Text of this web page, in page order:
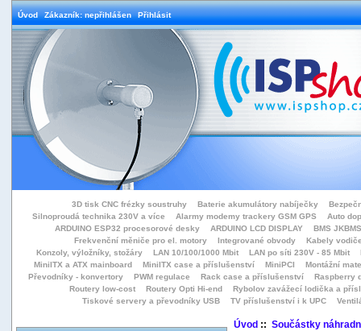
Úvod Zákazník: nepřihlášen Přihlásit
3D tisk CNC frézky soustruhy Baterie akumulátory nabíječky
Silnoproudá technika 230V a více
Alarmy modemy trackery GSM GPS
Auto
ARDUINO ESP32 procesorové desky
ARDUINO LCD DISPLAY
BMS
Frekvenční měniče pro el. motory
Integrované obvody
Kabely
Konzoly, výložníky, stožáry
LAN 10/100/1000 Mbit LAN po síti 230V - 85 Mbit
MiniITX a ATX mainboard
MiniITX case a příslušenství MiniPCI
Montážní
Převodníky - konvertory
PWM regulace Rack case a příslušenství
Raspberry
Routery low-cost
Routery Opti Hi-end
Rybolov zavážecí lodička a přísl
Tiskové servery a převodníky USB
TV příslušenství i k UPC
Úvod:: Součástky